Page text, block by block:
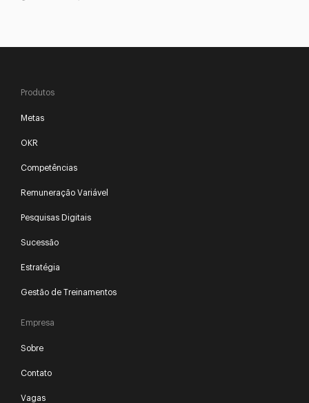
Produtos
Metas
OKR
Competências
Remuneração Variável
Pesquisas Digitais
Sucessão
Estratégia
Gestão de Treinamentos
Empresa
Sobre
Contato
Vagas